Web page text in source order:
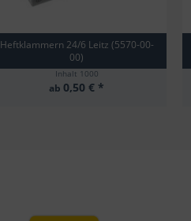
Heftklammern 24/6 Leitz (5570-00-
00)
Inhalt 1000
ab 0,50 € *